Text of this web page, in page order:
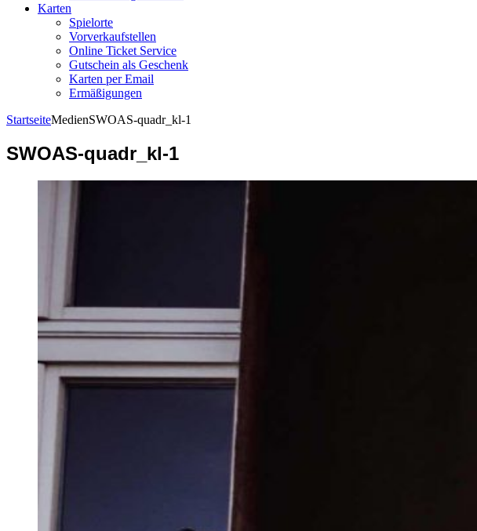
Karten
Spielorte
Vorverkaufstellen
Online Ticket Service
Gutschein als Geschenk
Karten per Email
Ermäßigungen
StartseiteMedienSWOAS-quadr_kl-1
SWOAS-quadr_kl-1